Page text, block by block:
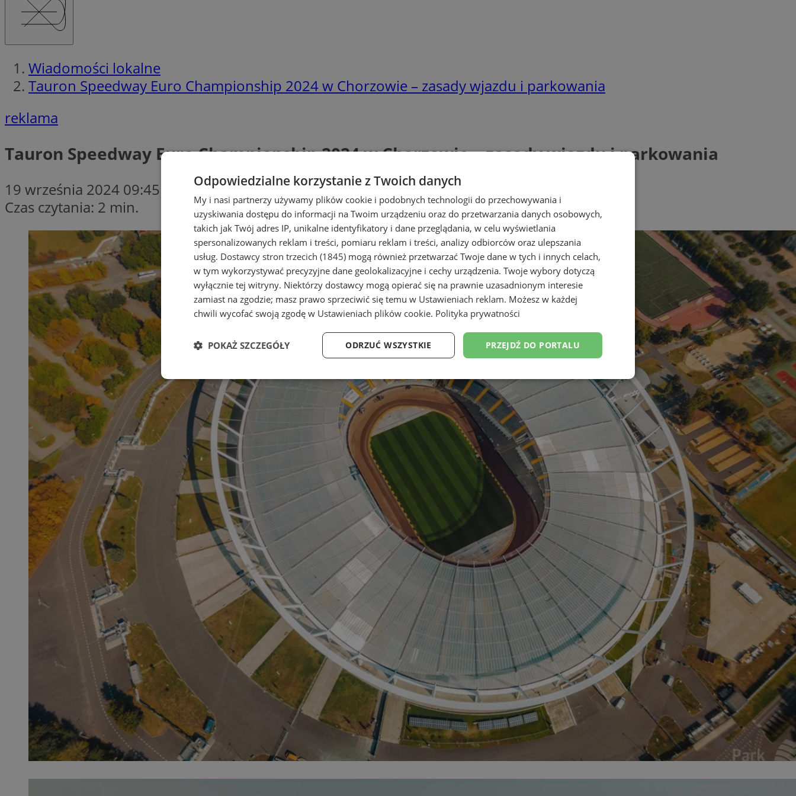
Wiadomości lokalne
Tauron Speedway Euro Championship 2024 w Chorzowie – zasady wjazdu i parkowania
reklama
Tauron Speedway Euro Championship 2024 w Chorzowie – zasady wjazdu i parkowania
19 września 2024 09:45
Czas czytania: 2 min.
Odpowiedzialne korzystanie z Twoich danych
My i nasi partnerzy używamy plików cookie i podobnych technologii do przechowywania i
uzyskiwania dostępu do informacji na Twoim urządzeniu oraz do przetwarzania danych osobowych,
takich jak Twój adres IP, unikalne identyfikatory i dane przeglądania, w celu wyświetlania
spersonalizowanych reklam i treści, pomiaru reklam i treści, analizy odbiorców oraz ulepszania
usług. Dostawcy stron trzecich (1845) mogą również przetwarzać Twoje dane w tych i innych celach,
w tym wykorzystywać precyzyjne dane geolokalizacyjne i cechy urządzenia. Twoje wybory dotyczą
wyłącznie tej witryny. Niektórzy dostawcy mogą opierać się na prawnie uzasadnionym interesie
zamiast na zgodzie; masz prawo sprzeciwić się temu w Ustawieniach reklam. Możesz w każdej
chwili wycofać swoją zgodę w Ustawieniach plików cookie. Polityka prywatności
PRZEJDŹ DO PORTALU
ODRZUĆ WSZYSTKIE
POKAŻ SZCZEGÓŁY
Niezbędne Wydajność Targetowanie Funkcjonalność Niesklasyfikowane
Targetowanie Niesklasyfikowane
Niezbędne pliki cookie umożliwiają korzystanie z podstawowych funkcji strony internetowej, takich jak logowanie użytkownika i
zarządzanie kontem. Bez niezbędnych plików cookie nie można prawidłowo korzystać ze strony internetowej.
Nazwa Provider Domena
Okres
przechowywania
QeSessID mojchorzow.pl 1 rok
Ten plik cookie przechowuje identyfikator sesji.
MvSessID
mojchorzow.pl
Ten plik cookie przechowuje identyfikator sesji.
mojchorzow.pl 1 rok
Ten plik cookie przechowuje identyfikator sesji.
CookieScriptConsent
CookieScript
mojchorzow.pl
4 tygodnie 2 dni
Ten plik cookie jest używany przez usługę Cookie-
Script.com do zapamiętywania preferencji
dotyczących zgody użytkownika na pliki cookie.
Jest to konieczne, aby baner cookie Cookie-
Script.com działał poprawnie.
__cf_bm
Cloudflare Inc.
.temu.com
29 minut 53
sekundy
Ten plik cookie służy do rozróżniania ludzi i
botów. Jest to korzystne dla strony internetowej,
ponieważ umożliwia tworzenie ważnych raportów
na temat korzystania z jej witryny internetowej.
VISITOR_PRIVACY_METADATA
YouTube
.youtube.com
5 miesięcy 4
tygodnie
Ten plik cookie przechowuje informacje o zgodzie
użytkownika oraz jego preferencjach dotyczących
prywatności podczas korzystania z witryny.
Rejestruje wybory dotyczące polityki prywatności
i ustawień zgody, zapewniając ich przestrzeganie
w kolejnych wizytach. Dzięki temu użytkownik nie
musi ponownie konfigurować swoich preferencji,
co zwiększa wygodę i zgodność z regulacjami
ochrony danych.
bh.contextweb.com
Google Privacy Policy